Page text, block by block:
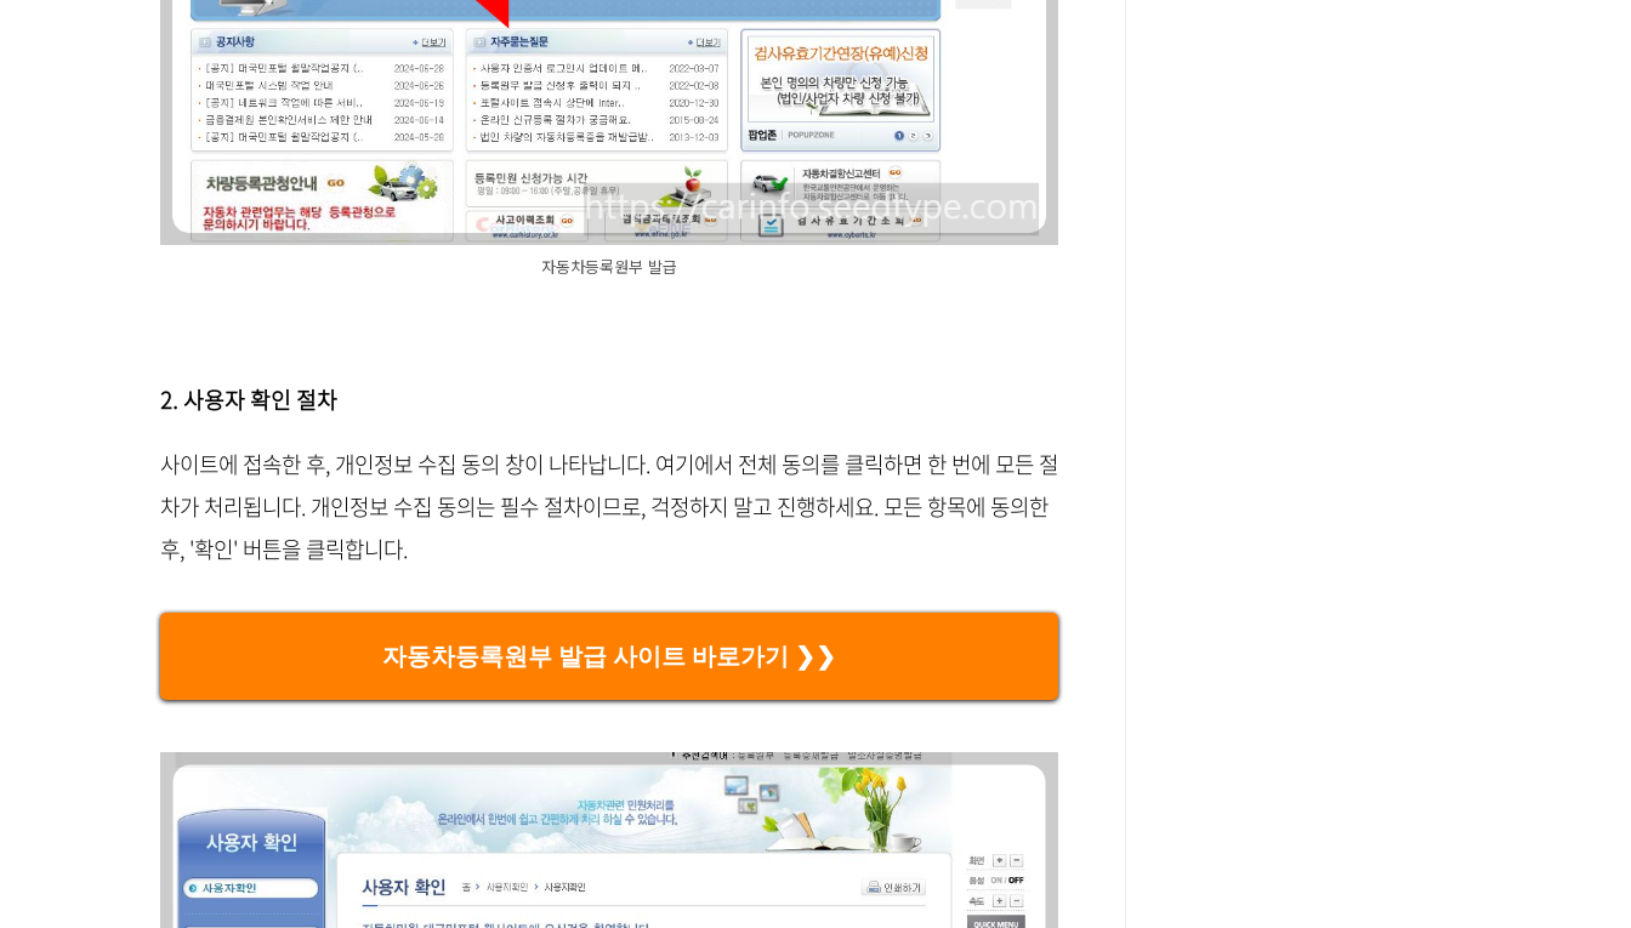
자동차등록원부 발급
2. 사용자 확인 절차
사이트에 접속한 후, 개인정보 수집 동의 창이 나타납니다. 여기에서 전체 동의를 클릭하면 한 번에 모든 절
차가 처리됩니다. 개인정보 수집 동의는 필수 절차이므로, 걱정하지 말고 진행하세요. 모든 항목에 동의한
후, '확인' 버튼을 클릭합니다.
자동차등록원부 발급 사이트 바로가기 ❯❯